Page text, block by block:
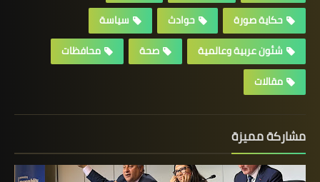
حكاية صورة
حوادث
سياسة
شئون عربية وعالمية
صحة
محافظات
مقالات
مشاركة مميزة